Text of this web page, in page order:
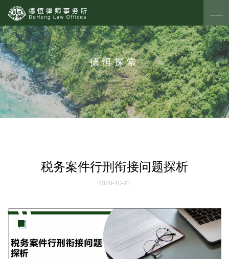
德恒探索
税务案件行刑衔接问题探析
2020-10-21